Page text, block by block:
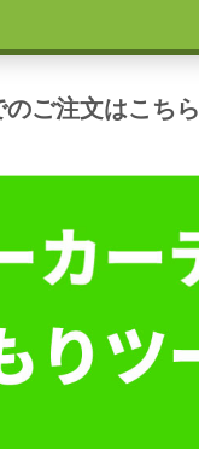
ご注文はこちら